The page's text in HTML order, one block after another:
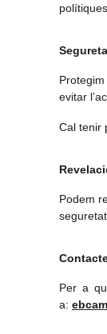
evitar
Cal tenir
Podem
Per a
a: